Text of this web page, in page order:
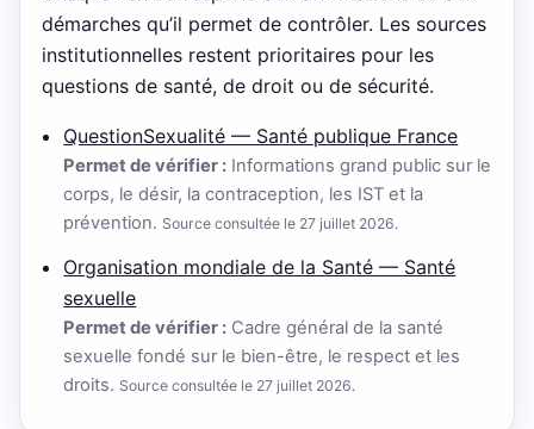
démarches qu’il permet de contrôler. Les sources
institutionnelles restent prioritaires pour les
questions de santé, de droit ou de sécurité.
QuestionSexualité — Santé publique France
Permet de vérifier : Informations grand public sur le
corps, le désir, la contraception, les IST et la
prévention. Source consultée le 27 juillet 2026.
Organisation mondiale de la Santé — Santé
sexuelle
Permet de vérifier : Cadre général de la santé
sexuelle fondé sur le bien-être, le respect et les
droits. Source consultée le 27 juillet 2026.